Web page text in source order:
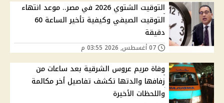
التوقيت الشتوي 2026 في مصر.. موعد انتهاء
التوقيت الصيفي وكيفية تأخير الساعة 60
دقيقة
وفاة مريم عروس الشرقية بعد ساعات من
زفافها والدتها تكشف تفاصيل أخر مكالمة
واللحظات الأخيرة